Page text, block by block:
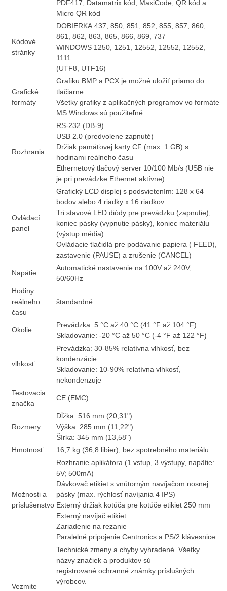
PDF417, Datamatrix kód, MaxiCode, QR kód a
Micro QR kód
Kódové
stránky
DOBIERKA 437, 850, 851, 852, 855, 857, 860,
861, 862, 863, 865, 866, 869, 737
WINDOWS 1250, 1251, 12552, 12552, 12552,
1111
(UTF8, UTF16)
Grafické
formáty
Grafiku BMP a PCX je možné uložiť priamo do
tlačiarne.
Všetky grafiky z aplikačných programov vo formáte
MS Windows sú použiteľné.
Rozhrania
RS-232 (DB-9)
USB 2.0 (predvolene zapnuté)
Držiak pamäťovej karty CF (max. 1 GB) s
hodinami reálneho času
Ethernetový tlačový server 10/100 Mb/s (USB nie
je pri prevádzke Ethernet aktívne)
Ovládací
panel
Grafický LCD displej s podsvietením: 128 x 64
bodov alebo 4 riadky x 16 riadkov
Tri stavové LED diódy pre prevádzku (zapnutie),
koniec pásky (vypnutie pásky), koniec materiálu
(výstup média)
Ovládacie tlačidlá pre podávanie papiera ( FEED),
zastavenie (PAUSE) a zrušenie (CANCEL)
Napätie
Automatické nastavenie na 100V až 240V,
50/60Hz
Hodiny
reálneho
času
štandardné
Okolie
Prevádzka: 5 °C až 40 °C (41 °F až 104 °F)
Skladovanie: -20 °C až 50 °C (-4 °F až 122 °F)
vlhkosť
Prevádzka: 30-85% relatívna vlhkosť, bez
kondenzácie.
Skladovanie: 10-90% relatívna vlhkosť,
nekondenzuje
Testovacia
značka
CE (EMC)
Rozmery
Dĺžka: 516 mm (20,31")
Výška: 285 mm (11,22")
Šírka: 345 mm (13,58")
Hmotnosť
16,7 kg (36,8 libier), bez spotrebného materiálu
Možnosti a
príslušenstvo
Rozhranie aplikátora (1 vstup, 3 výstupy, napätie:
5V; 500mA)
Dávkovač etikiet s vnútorným navíjačom nosnej
pásky (max. rýchlosť navíjania 4 IPS)
Externý držiak kotúča pre kotúče etikiet 250 mm
Externý navíjač etikiet
Zariadenie na rezanie
Paralelné pripojenie Centronics a PS/2 klávesnice
Vezmite
Technické zmeny a chyby vyhradené. Všetky
názvy značiek a produktov sú
registrované ochranné známky príslušných
výrobcov.